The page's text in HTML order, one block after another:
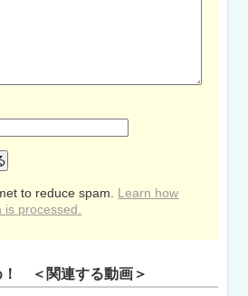
to reduce spam. Learn how
processed.
＜関連する動画＞